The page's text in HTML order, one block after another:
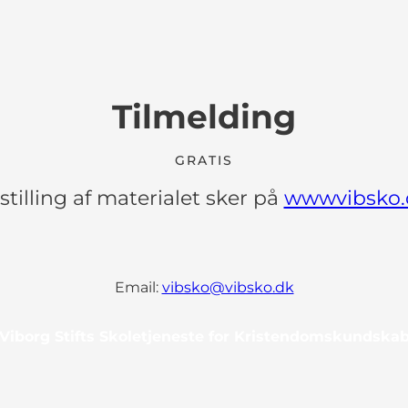
Tilmelding
GRATIS
af materialet sker på
Email: vibsko@vibsko.dk